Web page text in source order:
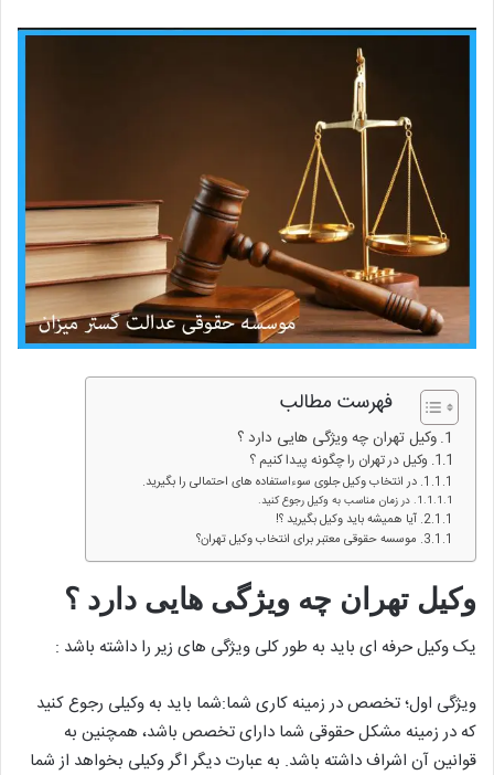
فهرست مطالب
وکیل تهران چه ویژگی هایی دارد ؟
وکیل در تهران را چگونه پیدا کنیم ؟
در انتخاب وکیل جلوی سوءاستفاده های احتمالی را بگیرید.
در زمان مناسب به وکیل رجوع کنید.
آیا همیشه باید وکیل بگیرید ؟!
موسسه حقوقی معتبر برای انتخاب وکیل تهران؟
وکیل تهران چه ویژگی هایی دارد ؟
یک وکیل حرفه ای باید به طور کلی ویژگی های زیر را داشته باشد :
ویژگی اول؛ تخصص در زمینه کاری شما:شما باید به وکیلی رجوع کنید
که در زمینه مشکل حقوقی شما دارای تخصص باشد، همچنین به
قوانین آن اشراف داشته باشد. به عبارت دیگر اگر وکیلی بخواهد از شما